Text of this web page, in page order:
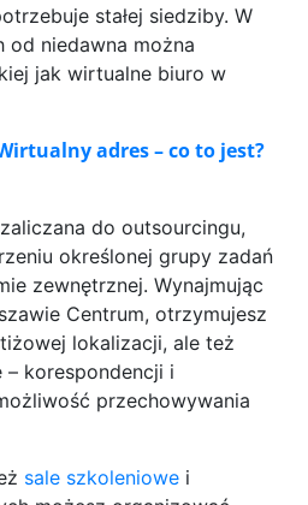
stałej siedziby. W
od niedawna można
jak wirtualne biuro w
adres – co to jest?
do outsourcingu,
określonej grupy zadań
zewnętrznej. Wynajmując
Centrum, otrzymujesz
lokalizacji, ale też
– korespondencji i
przechowywania
sale szkoleniowei